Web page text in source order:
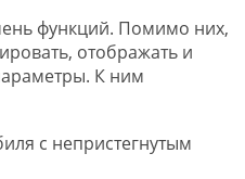
функций. Помимо них,
отображать и
К ним
с непристегнутым